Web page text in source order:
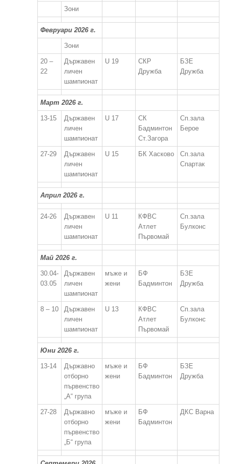
Зони
Февруари 2026 г.
Зони
20 –
22
Държавен
личен
шампионат
U 19
СКР
Дружба
БЗЕ
Дружба
Март 2026 г.
13-15
Държавен
личен
шампионат
U 17
СК
Бадминтон
Ст.Загора
Сп.зала
Берое
27-29
Държавен
личен
шампионат
U 15 БК Хасково
Сп.зала
Спартак
Април 2026 г.
24-26
Държавен
личен
шампионат
U 11
КФВС
Атлет
Първомай
Сп.зала
Булконс
Май 2026 г.
30.04-
03.05
Държавен
личен
шампионат
мъже и
жени
БФ
Бадминтон
БЗЕ
Дружба
8 – 10
Държавен
личен
шампионат
U 13
КФВС
Атлет
Първомай
Сп.зала
Булконс
Юни 2026 г.
13-14
Държавно
отборно
първенство
„А“ група
мъже и
жени
БФ
Бадминтон
БЗЕ
Дружба
27-28
Държавно
отборно
първенство
„Б“ група
мъже и
жени
БФ
Бадминтон
ДКС Варна